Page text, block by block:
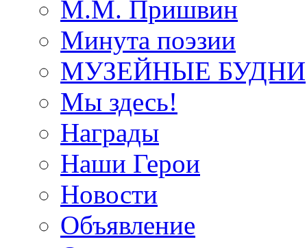
М.М. Пришвин
Минута поэзии
МУЗЕЙНЫЕ БУДНИ
Мы здесь!
Награды
Наши Герои
Новости
Объявление